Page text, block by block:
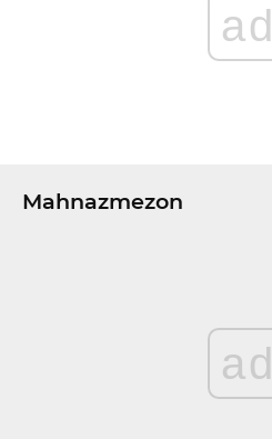
ad
Mahnazmezon
ad